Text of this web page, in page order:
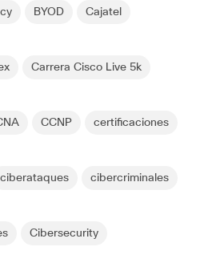
BYOD Cajatel
Carrera Cisco Live 5k
CCNP certificaciones
ciberataques cibercriminales
Cibersecurity